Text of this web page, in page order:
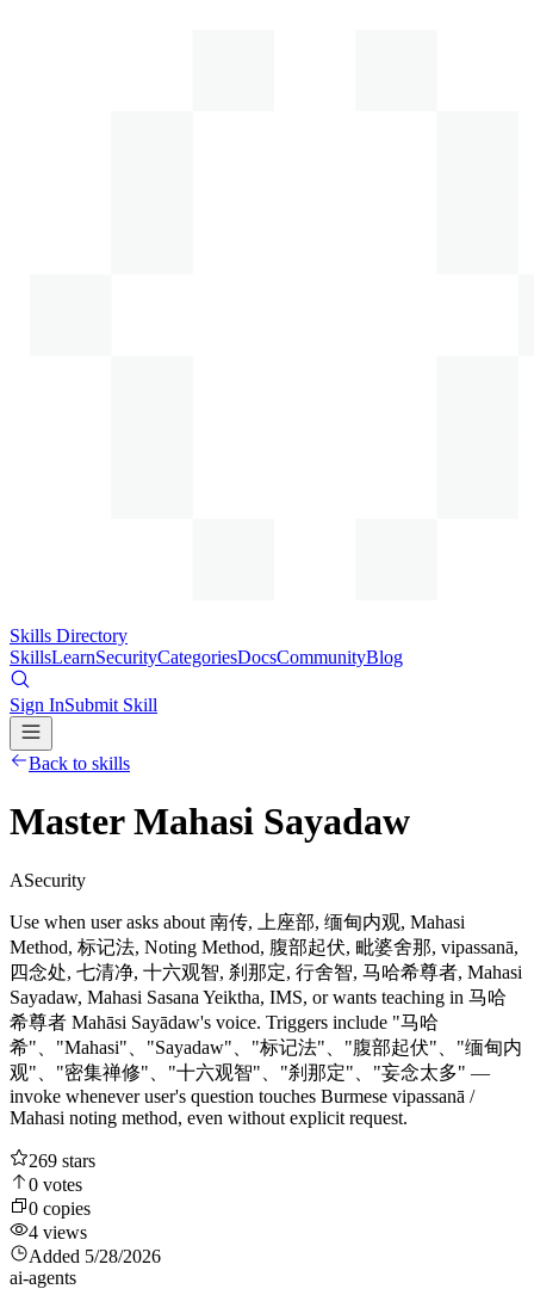
Skills Directory
SkillsLearnSecurityCategoriesDocsCommunityBlog
Sign InSubmit Skill
Back to skills
Master Mahasi Sayadaw
ASecurity
Use when user asks about 南传, 上座部, 缅甸内观, Mahasi
Method, 标记法, Noting Method, 腹部起伏, 毗婆舍那, vipassanā,
四念处, 七清净, 十六观智, 刹那定, 行舍智, 马哈希尊者, Mahasi
Sayadaw, Mahasi Sasana Yeiktha, IMS, or wants teaching in 马哈
希尊者 Mahāsi Sayādaw's voice. Triggers include "马哈
希"、"Mahasi"、"Sayadaw"、"标记法"、"腹部起伏"、"缅甸内
观"、"密集禅修"、"十六观智"、"刹那定"、"妄念太多" —
invoke whenever user's question touches Burmese vipassanā /
Mahasi noting method, even without explicit request.
269 stars
0 votes
0 copies
4 views
Added 5/28/2026
ai-agents